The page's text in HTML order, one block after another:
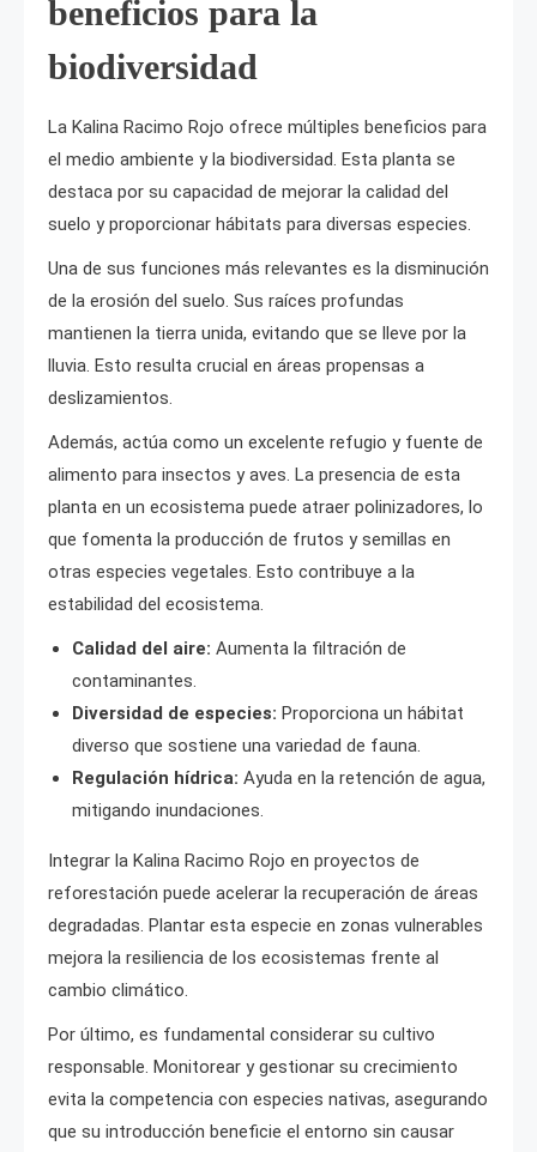
beneficios para la
biodiversidad
La Kalina Racimo Rojo ofrece múltiples beneficios para
el medio ambiente y la biodiversidad. Esta planta se
destaca por su capacidad de mejorar la calidad del
suelo y proporcionar hábitats para diversas especies.
Una de sus funciones más relevantes es la disminución
de la erosión del suelo. Sus raíces profundas
mantienen la tierra unida, evitando que se lleve por la
lluvia. Esto resulta crucial en áreas propensas a
deslizamientos.
Además, actúa como un excelente refugio y fuente de
alimento para insectos y aves. La presencia de esta
planta en un ecosistema puede atraer polinizadores, lo
que fomenta la producción de frutos y semillas en
otras especies vegetales. Esto contribuye a la
estabilidad del ecosistema.
Calidad del aire: Aumenta la filtración de
contaminantes.
Diversidad de especies: Proporciona un hábitat
diverso que sostiene una variedad de fauna.
Regulación hídrica: Ayuda en la retención de agua,
mitigando inundaciones.
Integrar la Kalina Racimo Rojo en proyectos de
reforestación puede acelerar la recuperación de áreas
degradadas. Plantar esta especie en zonas vulnerables
mejora la resiliencia de los ecosistemas frente al
cambio climático.
Por último, es fundamental considerar su cultivo
responsable. Monitorear y gestionar su crecimiento
evita la competencia con especies nativas, asegurando
que su introducción beneficie el entorno sin causar